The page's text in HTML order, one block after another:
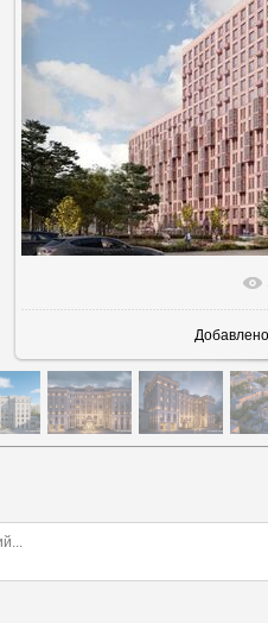
В
Добавлено